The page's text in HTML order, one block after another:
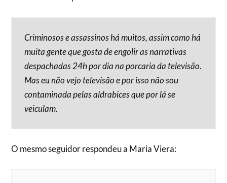
Criminosos e assassinos há muitos, assim como há
muita gente que gosta de engolir as narrativas
despachadas 24h por dia na porcaria da televisão.
Mas eu não vejo televisão e por isso não sou
contaminada pelas aldrabices que por lá se
veiculam.
O mesmo seguidor respondeu a Maria Viera: